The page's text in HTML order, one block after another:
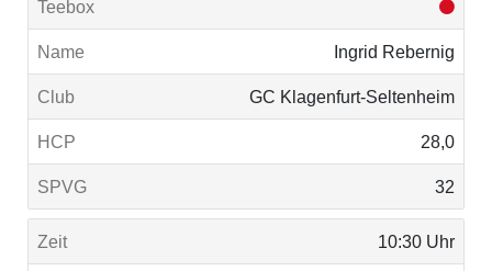
Ingrid Rebernig
GC Klagenfurt-Seltenheim
28,0
32
10:30 Uhr